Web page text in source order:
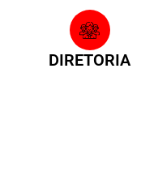
DIRETORIA